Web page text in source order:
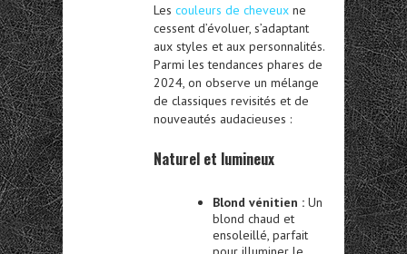
Les couleurs de cheveux ne
cessent d’évoluer, s’adaptant
aux styles et aux personnalités.
Parmi les tendances phares de
2024, on observe un mélange
de classiques revisités et de
nouveautés audacieuses :
Naturel et lumineux
Blond vénitien : Un
blond chaud et
ensoleillé, parfait